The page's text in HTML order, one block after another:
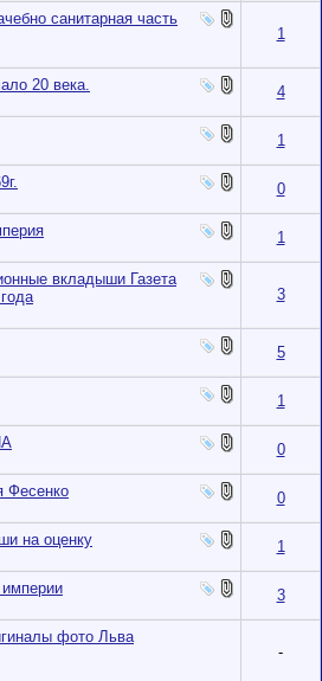
санитарная часть
1
20 века. 4
1
0
1
вкладыши Газета
3
5
1
0
Фесенко 0
на оценку 1
3
фото Льва
-